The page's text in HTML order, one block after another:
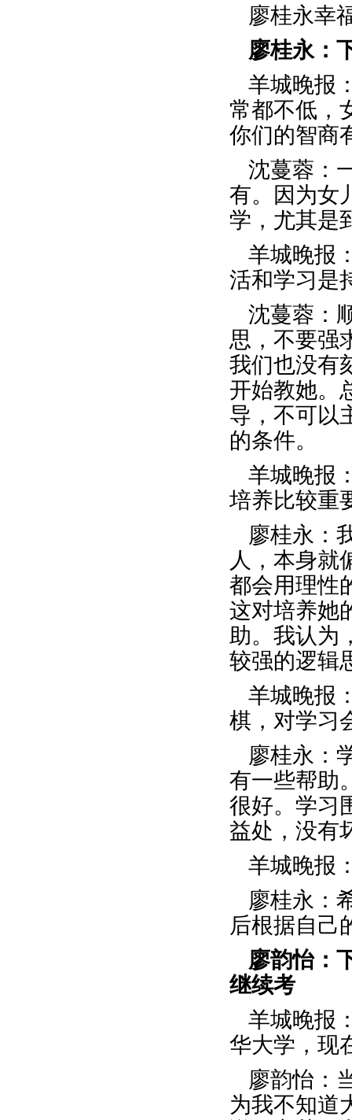
廖桂永幸
廖桂永：
羊城晚报
常都不低，
你们的智商
沈蔓蓉：
有。因为女
学，尤其是
羊城晚报
活和学习是
沈蔓蓉：
思，不要强
我们也没有
开始教她。
导，不可以
的条件。
羊城晚报
培养比较重
廖桂永：
人，本身就
都会用理性
这对培养她
助。我认为
较强的逻辑
羊城晚报
棋，对学习
廖桂永：
有一些帮助
很好。学习
益处，没有
羊城晚报
廖桂永：
后根据自己
廖韵怡：
继续考
羊城晚报
华大学，现
廖韵怡：
为我不知道